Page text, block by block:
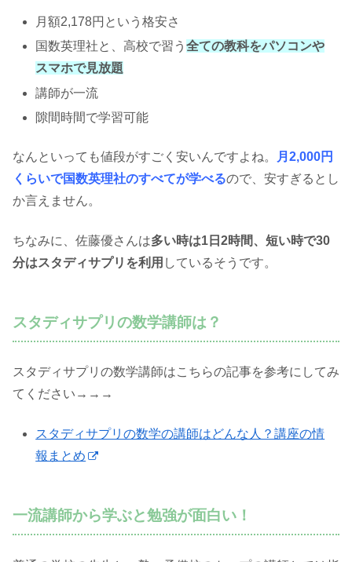
月額2,178円という格安さ
国数英理社と、高校で習う全ての教科をパソコンや
スマホで見放題
講師が一流
隙間時間で学習可能
なんといっても値段がすごく安いんですよね。
月2,000円
くらいで国数英理社のすべてが学べるので、安すぎるとし
か言えません。
ちなみに、佐藤優さんは多い時は1日2時間、短い時で30
分はスタディサプリを利用 しているそうです。
スタディサプリの数学講師は？
スタディサプリの数学講師はこちらの記事を参考にしてみ
てください→→→
スタディサプリの数学の講師はどんな人？講座の情
報まとめ
一流講師から学ぶと勉強が面白い！